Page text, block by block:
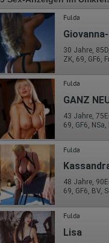
Fulda
30 Jahre,
ZK, 69, GF6,
Fulda
GANZ
43 Jahre,
69, GF6,
Fulda
48 Jahre,
69, GF6, BV,
Fulda
Lisa